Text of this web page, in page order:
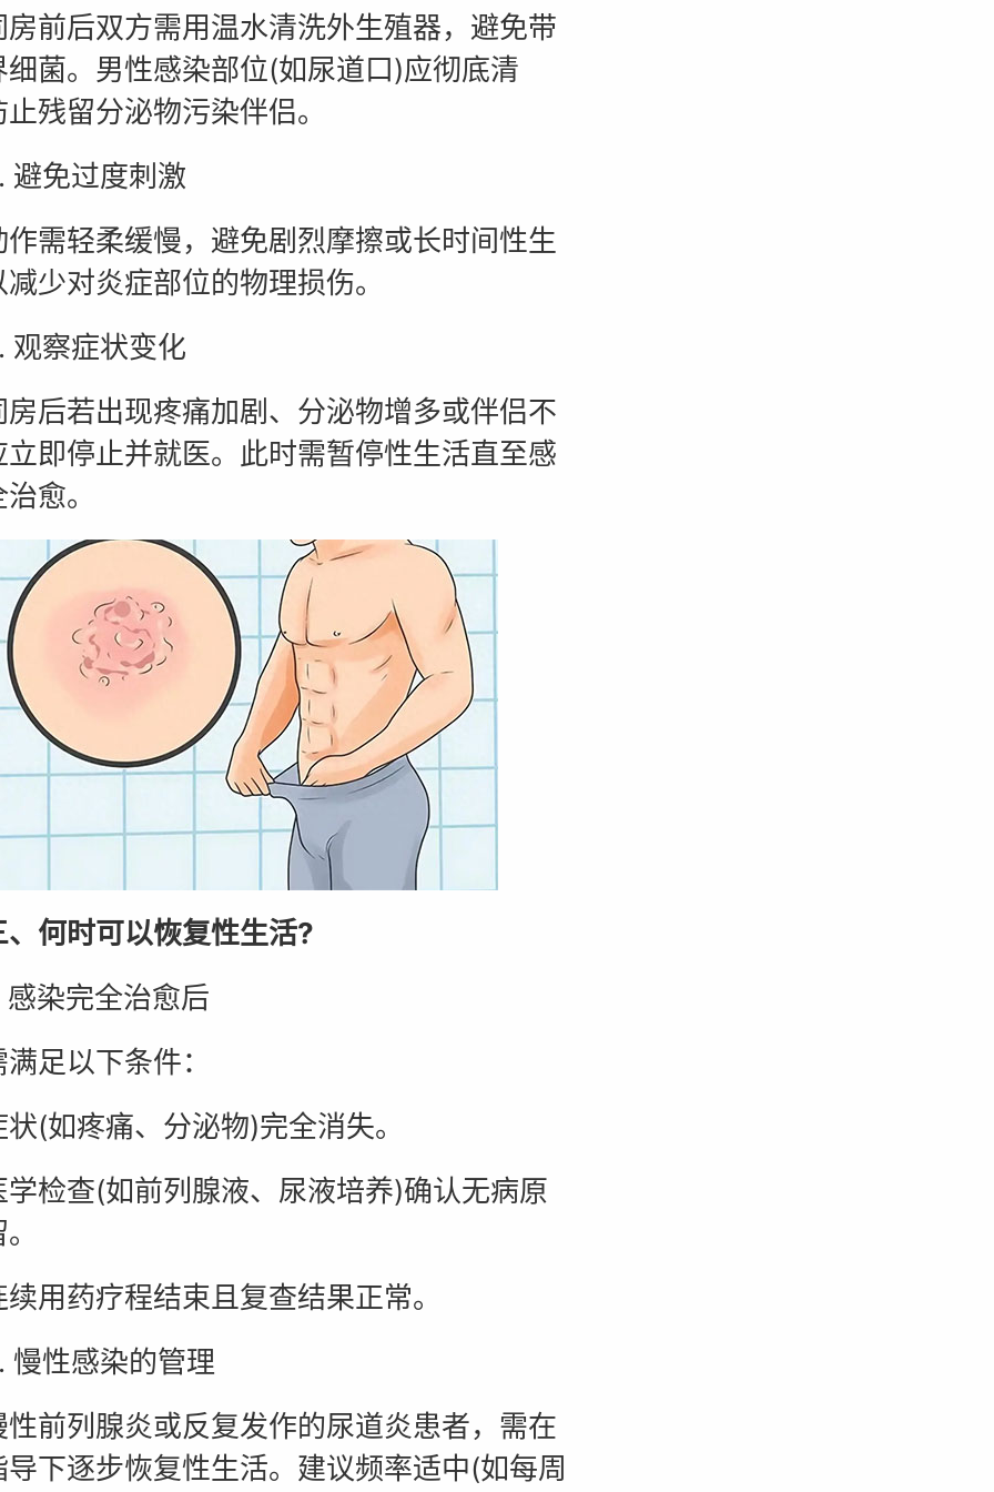
后双方需用温水清洗外生殖器，避免带
细菌。男性感染部位(如尿道口)应彻底清
残留分泌物污染伴侣。
过度刺激
轻柔缓慢，避免剧烈摩擦或长时间性生
少对炎症部位的物理损伤。
症状变化
若出现疼痛加剧、分泌物增多或伴侣不
立即停止并就医。此时需暂停性生活直至感
愈。
时可以恢复性生活?
完全治愈后
以下条件：
疼痛、分泌物)完全消失。
查(如前列腺液、尿液培养)确认无病原
药疗程结束且复查结果正常。
感染的管理
列腺炎或反复发作的尿道炎患者，需在
下逐步恢复性生活。建议频率适中(如每周